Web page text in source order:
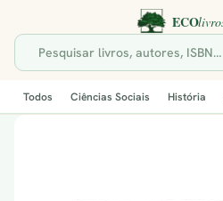
Todos Ciências Sociais História